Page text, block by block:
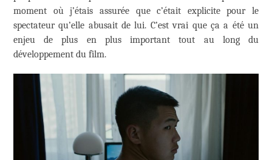
moment où j’étais assurée que c’était explicite pour le
spectateur qu’elle abusait de lui. C’est vrai que ça a été un
enjeu de plus en plus important tout au long du
développement du film.